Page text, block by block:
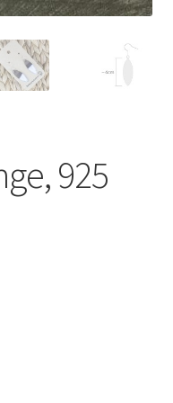
925